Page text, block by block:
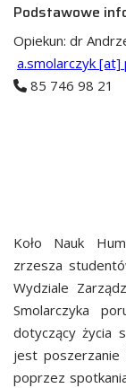
Podstawowe
Opiekun: dr
a.smolarczyk [at]
85 746 98 21
Koło Nauk
zrzesza
Wydziale
Smolarczyka
dotyczący życia
jest poszerzanie
poprzez